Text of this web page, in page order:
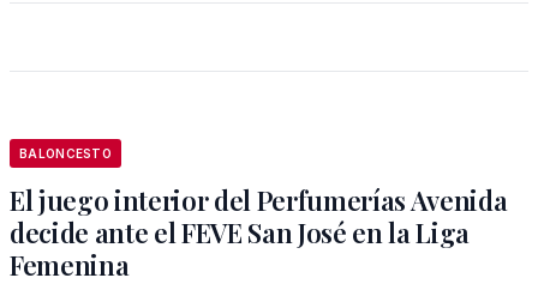
BALONCESTO
El juego interior del Perfumerías Avenida
decide ante el FEVE San José en la Liga
Femenina